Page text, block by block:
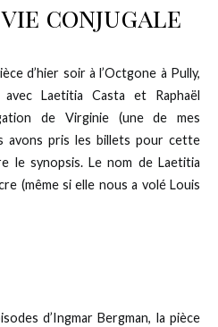
vie conjugale
d’hier soir à l’Octgone à Pully,
avec Laetitia Casta et Raphaël
de Virginie (une de mes
avons pris les billets pour cette
le synopsis. Le nom de Laetitia
(même si elle nous a volé Louis
d’Ingmar Bergman, la pièce